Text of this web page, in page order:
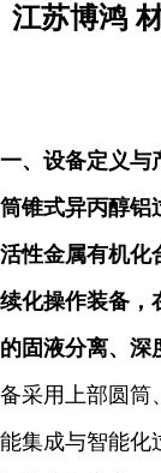
江苏博鸿
一、设备定义与
筒锥式异丙醇铝
活性金属有机化
续化操作装备，
的固液分离、深
备采用上部圆筒
能集成与智能化